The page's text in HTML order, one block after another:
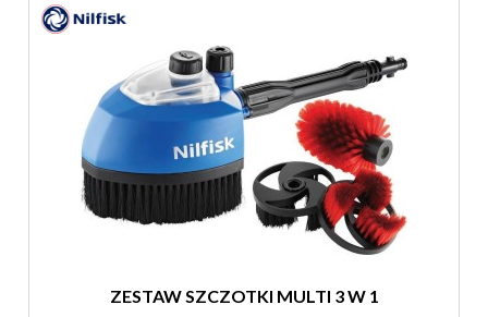
ZESTAW SZCZOTKI MULTI 3 W 1